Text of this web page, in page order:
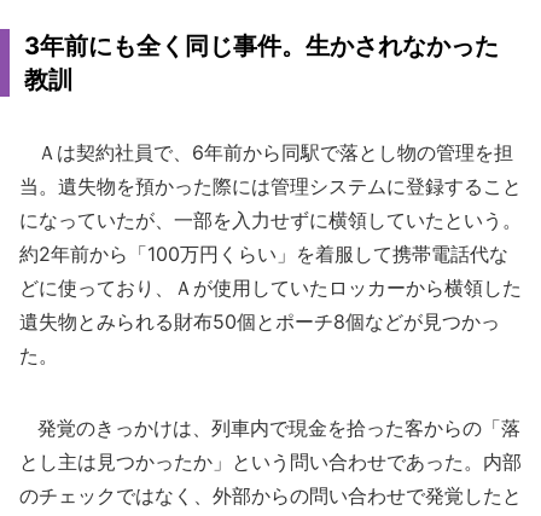
3年前にも全く同じ事件。生かされなかった
教訓
Ａは契約社員で、6年前から同駅で落とし物の管理を担
当。遺失物を預かった際には管理システムに登録すること
になっていたが、一部を入力せずに横領していたという。
約2年前から「100万円くらい」を着服して携帯電話代な
どに使っており、Ａが使用していたロッカーから横領した
遺失物とみられる財布50個とポーチ8個などが見つかっ
た。
発覚のきっかけは、列車内で現金を拾った客からの「落
とし主は見つかったか」という問い合わせであった。内部
のチェックではなく、外部からの問い合わせで発覚したと